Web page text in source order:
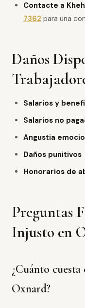
Contacte a
7362 para una
Daños
Salarios y
Salarios no
Angustia
Daños punitivos
Honorarios de
Preguntas
Injusto en
¿Cuánto
Oxnard?